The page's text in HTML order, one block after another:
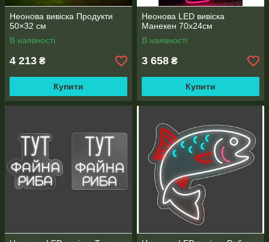
Неонова вивіска Продукти
50×32 см
В наявності
4 213 ₴
Купити
Неонова LED вивіска
Манекен 70х24см
В наявності
3 658 ₴
Купити